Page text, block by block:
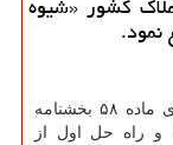
نمود.
به گزارش علم عدل به نقل از ایسنا، در اجرای ماده ۵۸ بخشنامه
رسمی مصوب سال ۱۴۰۰ و راه حل اول از